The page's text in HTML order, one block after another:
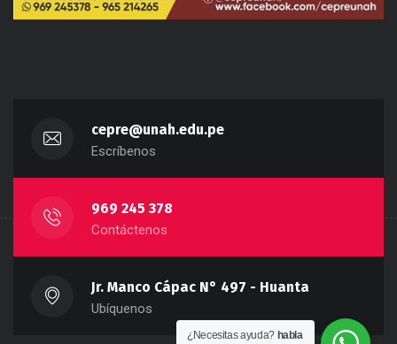
cepre@unah.edu.pe
Escríbenos
969 245 378
Contáctenos
Jr. Manco Cápac N° 497 - Huanta
Ubíquenos
¿Necesitas ayuda? habla